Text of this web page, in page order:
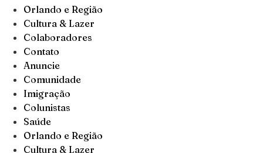
Orlando e Região
Cultura & Lazer
Colaboradores
Contato
Anuncie
Comunidade
Imigração
Colunistas
Saúde
Orlando e Região
Cultura & Lazer